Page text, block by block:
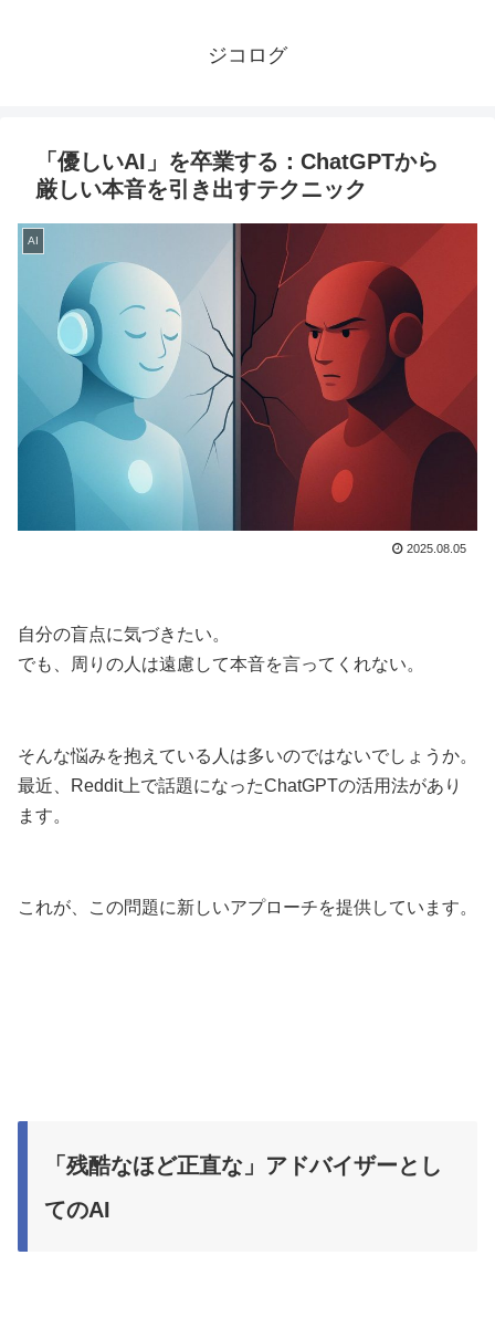
ジコログ
「優しいAI」を卒業する：ChatGPTから
厳しい本音を引き出すテクニック
AI
2025.08.05
自分の盲点に気づきたい。
でも、周りの人は遠慮して本音を言ってくれない。
そんな悩みを抱えている人は多いのではないでしょうか。
最近、Reddit上で話題になったChatGPTの活用法があり
ます。
これが、この問題に新しいアプローチを提供しています。
「残酷なほど正直な」アドバイザーとし
てのAI